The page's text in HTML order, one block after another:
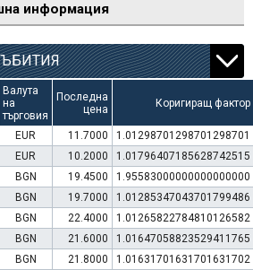
информация
Валута
на
търговия
Последна
цена
Коригиращ фактор
EUR 11.7000
1.01298701298701298701
EUR 10.2000
1.01796407185628742515
BGN 19.4500
1.95583000000000000000
BGN 19.7000
1.01285347043701799486
BGN 22.4000
1.01265822784810126582
BGN 21.6000
1.01647058823529411765
BGN 21.8000
1.01631701631701631702